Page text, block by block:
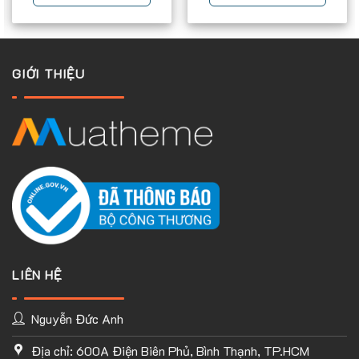
do dúng tôi làm đều hỗ trợ tốt tất cả giao diện mobile
GIỚI THIỆU
LIÊN HỆ
Nguyễn Đức Anh
Địa chỉ: 600A Điện Biên Phủ, Bình Thạnh, TP.HCM